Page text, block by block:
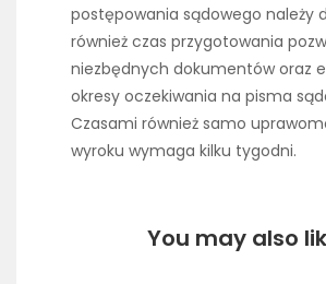
postępowania sądowego należy
również czas przygotowania
niezbędnych dokumentów oraz
okresy oczekiwania na pisma
Czasami również samo
wyroku wymaga kilku tygodni.
You may also